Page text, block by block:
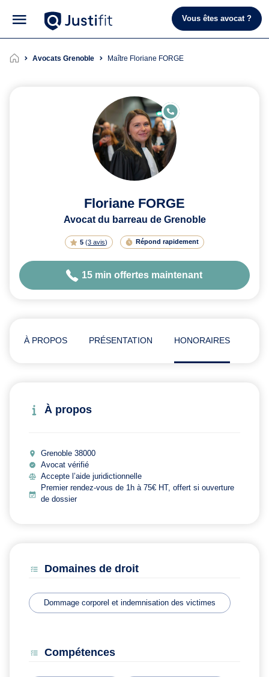
Vous êtes avocat ?
Avocats Grenoble Maître Floriane FORGE
E
N
LI
G
N
Floriane FORGE
Avocat du barreau de Grenoble
5(3 avis) Répond rapidement
15 min offertes maintenant
À PROPOS PRÉSENTATION HONORAIRES
À propos
Grenoble 38000
Avocat vérifié
Accepte l’aide juridictionnelle
Premier rendez-vous de 1h à 75€ HT, offert si ouverture
de dossier
Domaines de droit
Dommage corporel et indemnisation des victimes
Compétences